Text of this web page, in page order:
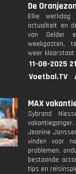
De
Elke
actualiteit en
van Gelder
weekgasten,
weer klaarstaat
11-08-2025
Voetbal.TV
MAX
Sybrand
Jeanine
vinden voor
problemen,
bestaande
tips en